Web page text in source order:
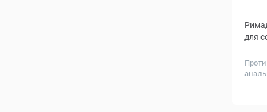
для